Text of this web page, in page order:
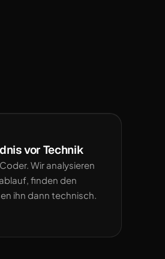
vor Technik
Wir analysieren
finden den
ihn dann technisch.